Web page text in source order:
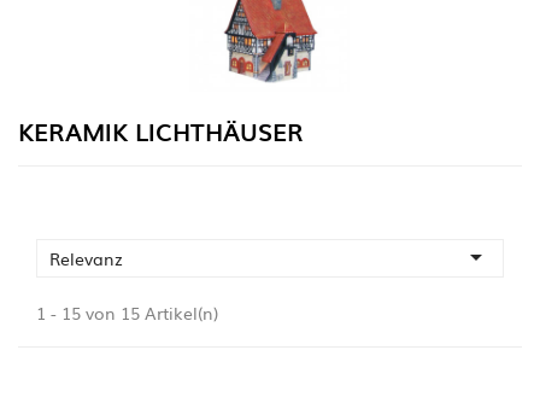
KERAMIK LICHTHÄUSER
Relevanz 
1 - 15 von 15 Artikel(n)